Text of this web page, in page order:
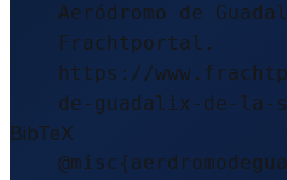
Aeródromo de
Frachtportal.
https://
de-guadalix-de-
BibTeX